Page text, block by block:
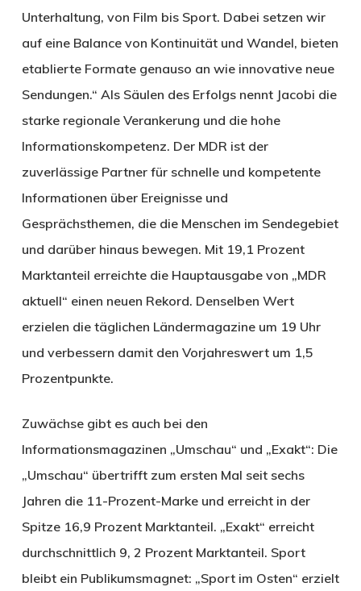
Unterhaltung, von Film bis Sport. Dabei setzen wir
auf eine Balance von Kontinuität und Wandel, bieten
etablierte Formate genauso an wie innovative neue
Sendungen.“ Als Säulen des Erfolgs nennt Jacobi die
starke regionale Verankerung und die hohe
Informationskompetenz. Der MDR ist der
zuverlässige Partner für schnelle und kompetente
Informationen über Ereignisse und
Gesprächsthemen, die die Menschen im Sendegebiet
und darüber hinaus bewegen. Mit 19,1 Prozent
Marktanteil erreichte die Hauptausgabe von „MDR
aktuell“ einen neuen Rekord. Denselben Wert
erzielen die täglichen Ländermagazine um 19 Uhr
und verbessern damit den Vorjahreswert um 1,5
Prozentpunkte.
Zuwächse gibt es auch bei den
Informationsmagazinen „Umschau“ und „Exakt“: Die
„Umschau“ übertrifft zum ersten Mal seit sechs
Jahren die 11-Prozent-Marke und erreicht in der
Spitze 16,9 Prozent Marktanteil. „Exakt“ erreicht
durchschnittlich 9, 2 Prozent Marktanteil. Sport
bleibt ein Publikumsmagnet: „Sport im Osten“ erzielt